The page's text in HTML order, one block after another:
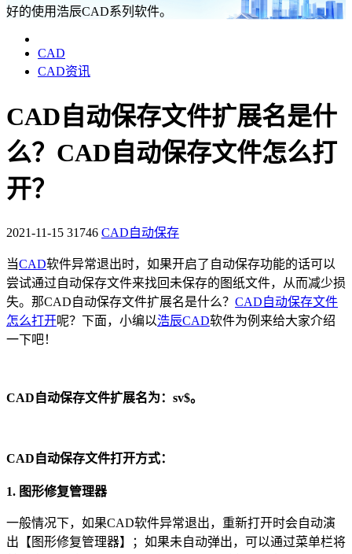
好的使用浩辰CAD系列软件。
CAD
CAD资讯
CAD自动保存文件扩展名是什
么？CAD自动保存文件怎么打
开？
2021-11-15 31746 CAD自动保存
当CAD软件异常退出时，如果开启了自动保存功能的话可以
尝试通过自动保存文件来找回未保存的图纸文件，从而减少损
失。那CAD自动保存文件扩展名是什么？ CAD自动保存文件
怎么打开呢？下面，小编以浩辰CAD软件为例来给大家介绍
一下吧！
CAD自动保存文件扩展名为：sv$。
CAD自动保存文件打开方式：
1. 图形修复管理器
一般情况下，如果CAD软件异常退出，重新打开时会自动演
出【图形修复管理器】；如果未自动弹出，可以通过菜单栏将